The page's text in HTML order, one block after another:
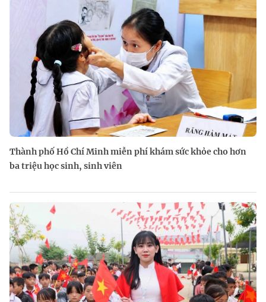
Thành phố Hồ Chí Minh miễn phí khám sức khỏe cho hơn
ba triệu học sinh, sinh viên